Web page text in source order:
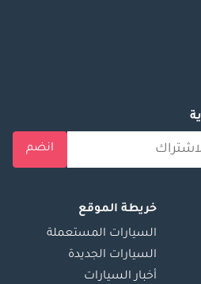
انضم
خريطة الموقع
السيارات المستعملة
السيارات الجديدة
أخبار السيارات